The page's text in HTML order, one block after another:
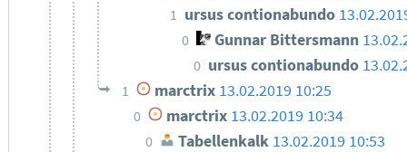
1 ursus contionabundo
0 Gunnar Bittersmann
0 ursus contionabundo
1 marctrix 13.02.2019 10:25
0 marctrix 13.02.2019 10:34
0 Tabellenkalk 13.02.2019 10:53